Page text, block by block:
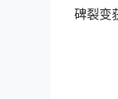
碑裂变